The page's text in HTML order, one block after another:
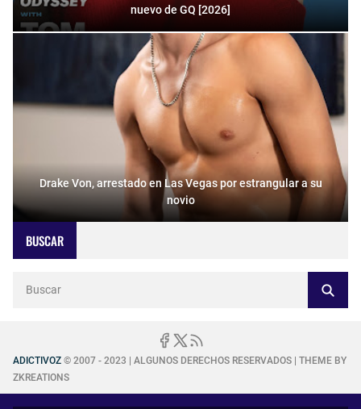
nuevo de GQ [2026]
Drake Von, arrestado en Las Vegas por estrangular a su
novio
BUSCAR
ADICTIVOZ © 2007 - 2023 | ALGUNOS DERECHOS RESERVADOS | THEME BY
ZKREATIONS